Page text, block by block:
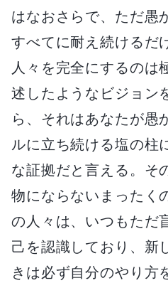
はなおさらで、ただ愚
すべてに耐え続けるだ
人々を完全にするのは
述したようなビジョン
ら、それはあなたが愚
ルに立ち続ける塩の柱
な証拠だと言える。そ
物にならないまったく
の人々は、いつもただ
己を認識しており、新
きは必ず自分のやり方